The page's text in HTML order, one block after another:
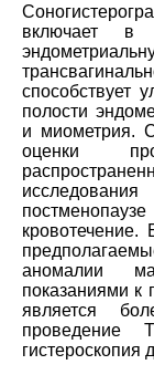
включает в
способствует
полости
и миометрия.
оценки
аномалии
показаниями к
является
гистероскопия